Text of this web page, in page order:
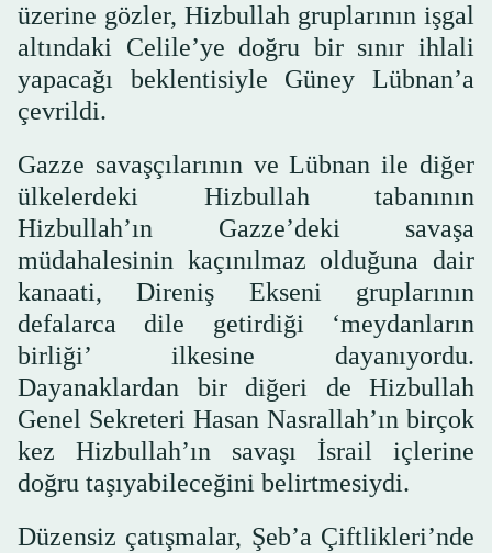
üzerine gözler, Hizbullah gruplarının işgal
altındaki Celile’ye doğru bir sınır ihlali
yapacağı beklentisiyle Güney Lübnan’a
çevrildi.
Gazze savaşçılarının ve Lübnan ile diğer
ülkelerdeki Hizbullah tabanının
Hizbullah’ın Gazze’deki savaşa
müdahalesinin kaçınılmaz olduğuna dair
kanaati, Direniş Ekseni gruplarının
defalarca dile getirdiği ‘meydanların
birliği’ ilkesine dayanıyordu.
Dayanaklardan bir diğeri de Hizbullah
Genel Sekreteri Hasan Nasrallah’ın birçok
kez Hizbullah’ın savaşı İsrail içlerine
doğru taşıyabileceğini belirtmesiydi.
Düzensiz çatışmalar, Şeb’a Çiftlikleri’nde